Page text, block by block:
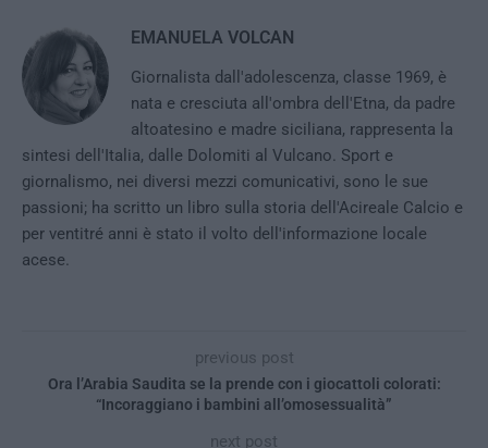
EMANUELA VOLCAN
Giornalista dall'adolescenza, classe 1969, è
nata e cresciuta all'ombra dell'Etna, da padre
altoatesino e madre siciliana, rappresenta la
sintesi dell'Italia, dalle Dolomiti al Vulcano. Sport e
giornalismo, nei diversi mezzi comunicativi, sono le sue
passioni; ha scritto un libro sulla storia dell'Acireale Calcio e
per ventitré anni è stato il volto dell'informazione locale
acese.
previous post
Ora l’Arabia Saudita se la prende con i giocattoli colorati:
“Incoraggiano i bambini all’omosessualità”
next post